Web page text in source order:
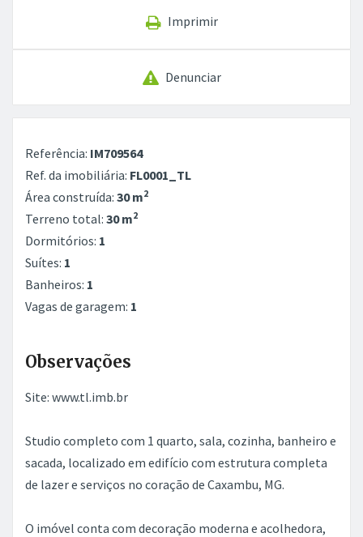
Referência:
IM709564
Ref. da imobiliária:FL0001_TL
Área construída: 30 m
Dormitórios:1
Suítes: 1
Banheiros:1